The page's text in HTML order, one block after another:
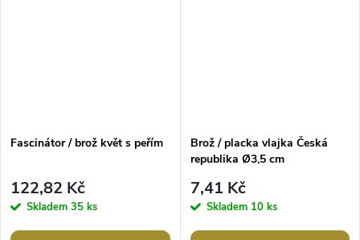
Fascinátor / brož květ s peřím
122,82 Kč
Skladem 35 ks
Brož / placka vlajka Česká
republika Ø3,5 cm
7,41 Kč
Skladem 10 ks